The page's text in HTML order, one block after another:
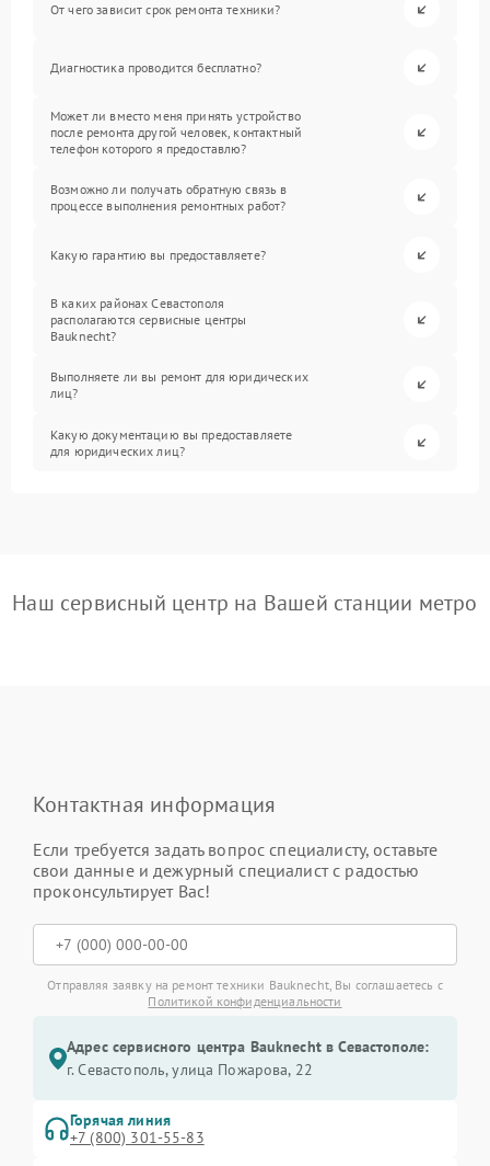
От чего зависит срок ремонта техники?
Диагностика проводится бесплатно?
Может ли вместо меня принять устройство
после ремонта другой человек, контактный
телефон которого я предоставлю?
Возможно ли получать обратную связь в
процессе выполнения ремонтных работ?
Какую гарантию вы предоставляете?
В каких районах Севастополя
располагаются сервисные центры
Bauknecht?
Выполняете ли вы ремонт для юридических
лиц?
Какую документацию вы предоставляете
для юридических лиц?
Наш сервисный центр на Вашей станции метро
Контактная информация
Если требуется задать вопрос специалисту, оставьте
свои данные и дежурный специалист с радостью
проконсультирует Вас!
Отправляя заявку на ремонт техники Bauknecht, Вы соглашаетесь с
Политикой конфиденциальности
Адрес сервисного центра Bauknecht в Севастополе:
г. Севастополь, улица Пожарова, 22
Горячая линия
+7 (800) 301-55-83